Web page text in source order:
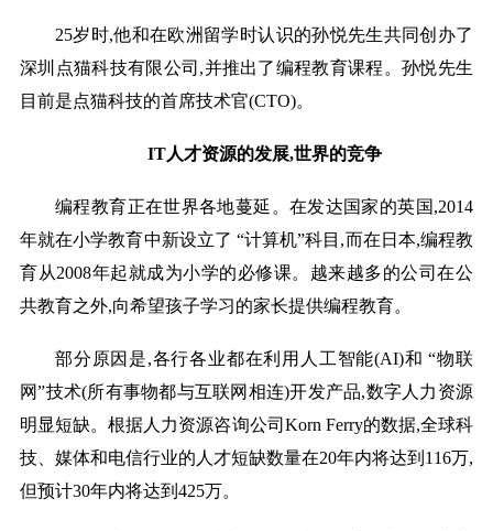
25岁时,他和在欧洲留学时认识的孙悦先生共同创办了
深圳点猫科技有限公司,并推出了编程教育课程。孙悦先生
目前是点猫科技的首席技术官(CTO)。
IT人才资源的发展,世界的竞争
编程教育正在世界各地蔓延。在发达国家的英国,2014
年就在小学教育中新设立了 “计算机”科目,而在日本,编程教
育从2008年起就成为小学的必修课。越来越多的公司在公
共教育之外,向希望孩子学习的家长提供编程教育。
部分原因是,各行各业都在利用人工智能(AI)和 “物联
网”技术(所有事物都与互联网相连)开发产品,数字人力资源
明显短缺。根据人力资源咨询公司Korn Ferry的数据,全球科
技、媒体和电信行业的人才短缺数量在20年内将达到116万,
但预计30年内将达到425万。